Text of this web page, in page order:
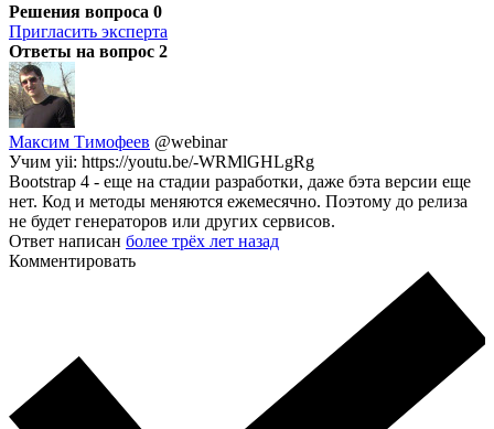
Решения вопроса 0
Пригласить эксперта
Ответы на вопрос 2
Максим Тимофеев @webinar
Учим yii: https://youtu.be/-WRMlGHLgRg
Bootstrap 4 - еще на стадии разработки, даже бэта версии еще
нет. Код и методы меняются ежемесячно. Поэтому до релиза
не будет генераторов или других сервисов.
Ответ написан более трёх лет назад
Комментировать